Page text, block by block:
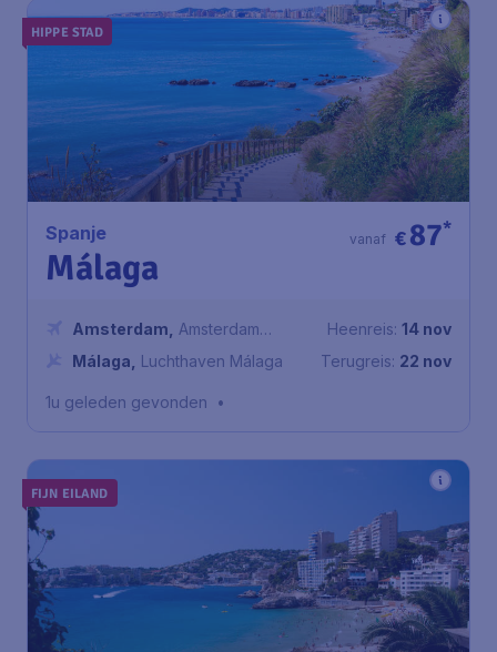
HIPPE STAD
Spanje
Málaga
€87*
vanaf
Amsterdam
Amsterdam
Airport Schiphol
Málaga Luchthaven Málaga
Heenreis: 14 nov
Terugreis: 22 nov
1u geleden gevonden •
FIJN EILAND